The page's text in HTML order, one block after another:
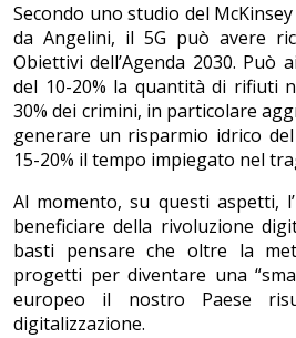
Secondo uno studio del
da Angelini, il 5G può avere
Obiettivi dell’Agenda 2030.
del 10-20% la quantità di rifiuti
30% dei crimini, in particolare
generare un risparmio idrico
15-20% il tempo impiegato nel
Al momento, su questi aspetti,
beneficiare della rivoluzione
basti pensare che oltre la
progetti per diventare una
europeo il nostro Paese
digitalizzazione.